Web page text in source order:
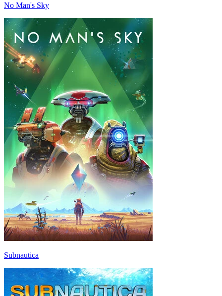
No Man's Sky
Subnautica